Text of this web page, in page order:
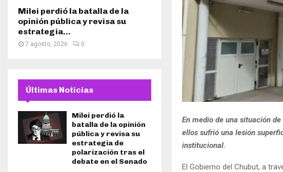
En medio de una situación
ellos sufrió una lesión
institucional.
El Gobierno del Chubut, a
Milei perdió la batalla de la
opinión pública y revisa su
estrategia...
7 agosto, 2026 0
Últimas Noticias
Milei perdió la
batalla de la opinión
pública y revisa su
estrategia de
polarización tras el
debate en el Senado